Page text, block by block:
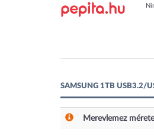
SAMSUNG 1TB USB3.2/
Merevlemez mérete